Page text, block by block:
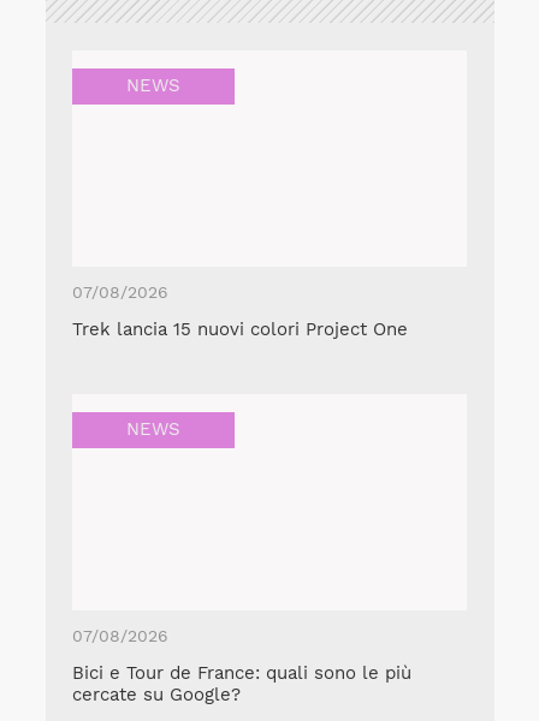
NEWS
07/08/2026
Trek lancia 15 nuovi colori Project One
NEWS
07/08/2026
Bici e Tour de France: quali sono le più
cercate su Google?